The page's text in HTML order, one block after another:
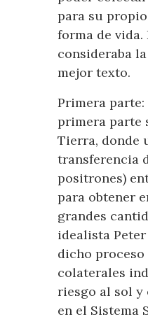
para su
forma de vida.
consideraba
mejor texto.
Primera
primera parte
Tierra, donde
transferencia
positrones)
para obtener
grandes
idealista
dicho
colaterales
riesgo al sol y
en el Sistema